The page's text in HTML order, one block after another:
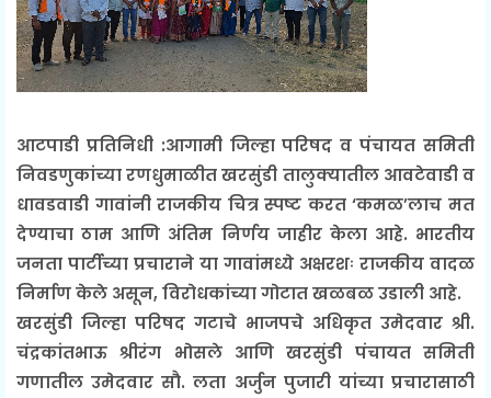
आटपाडी प्रतिनिधी :आगामी जिल्हा परिषद व पंचायत समिती
निवडणुकांच्या रणधुमाळीत खरसुंडी तालुक्यातील आवटेवाडी व
धावडवाडी गावांनी राजकीय चित्र स्पष्ट करत ‘कमळ’लाच मत
देण्याचा ठाम आणि अंतिम निर्णय जाहीर केला आहे. भारतीय
जनता पार्टीच्या प्रचाराने या गावांमध्ये अक्षरशः राजकीय वादळ
निर्माण केले असून, विरोधकांच्या गोटात खळबळ उडाली आहे.
खरसुंडी जिल्हा परिषद गटाचे भाजपचे अधिकृत उमेदवार श्री.
चंद्रकांतभाऊ श्रीरंग भोसले आणि खरसुंडी पंचायत समिती
गणातील उमेदवार सौ. लता अर्जुन पुजारी यांच्या प्रचारासाठी